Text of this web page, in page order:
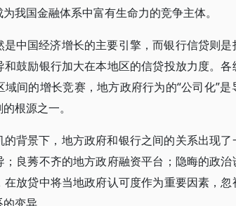
我国金融体系中富有生命力的竞争主体。
中国经济增长的主要引擎，而银行信贷则
鼓励银行加大在本地区的信贷投放力度。
间的增长竞赛，地方政府行为的“公司化”是
根源之一。
背景下，地方政府和银行之间的关系出现
良莠不齐的地方政府融资平台；隐晦的政
放贷中将当地政府认可度作为重要因素，